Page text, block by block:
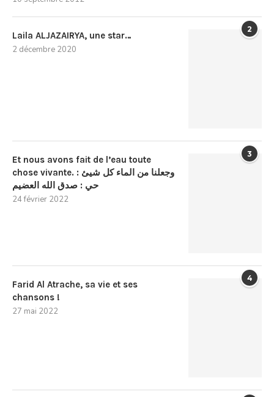
2
Laila ALJAZAIRYA, une star…
2 décembre 2020
3
Et nous avons fait de l’eau toute
chose vivante. : وجعلنا من الماء كل شيئ
حي : صدق الله العضيم
24 février 2022
4
Farid Al Atrache, sa vie et ses
chansons !
27 mai 2022